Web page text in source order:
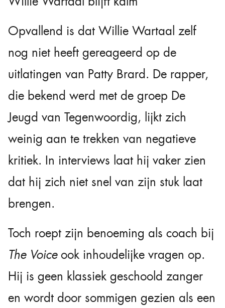
Opvallend is dat Willie Wartaal zelf
nog niet heeft gereageerd op de
uitlatingen van Patty Brard. De rapper,
die bekend werd met de groep De
Jeugd van Tegenwoordig, lijkt zich
weinig aan te trekken van negatieve
kritiek. In interviews laat hij vaker zien
dat hij zich niet snel van zijn stuk laat
brengen.
Toch roept zijn benoeming als coach bij
The Voiceook inhoudelijke vragen op.
Hij is geen klassiek geschoold zanger
en wordt door sommigen gezien als een